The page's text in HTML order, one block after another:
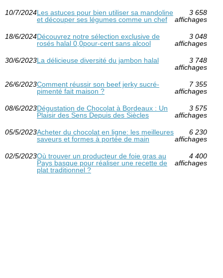
10/7/2024Les astuces pour bien utiliser sa mandoline
et découper ses légumes comme un chef
3 658
affichages
18/6/2024Découvrez notre sélection exclusive de
rosés halal 0,0pour-cent sans alcool
3 048
affichages
30/6/2023La délicieuse diversité du jambon halal
3 748
affichages
26/6/2023Comment réussir son beef jerky sucré-
pimenté fait maison ?
7 355
affichages
08/6/2023Dégustation de Chocolat à Bordeaux : Un
Plaisir des Sens Depuis des Siècles
3 575
affichages
05/5/2023Acheter du chocolat en ligne: les meilleures
saveurs et formes à portée de main
6 230
affichages
02/5/2023Où trouver un producteur de foie gras au
Pays basque pour réaliser une recette de
plat traditionnel ?
4 400
affichages